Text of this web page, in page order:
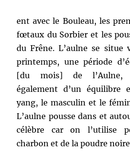
ent avec le Bouleau, les
fœtaux du Sorbier et les
du Frêne. L’aulne se situe
printemps, une période
[du mois] de l’Aulne,
également d’un
yang, le masculin et le
L’aulne pousse dans et
célèbre car on l’utilise
charbon et de la poudre